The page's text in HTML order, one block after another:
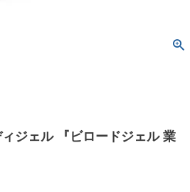
ジェル 『ビロードジェル 業